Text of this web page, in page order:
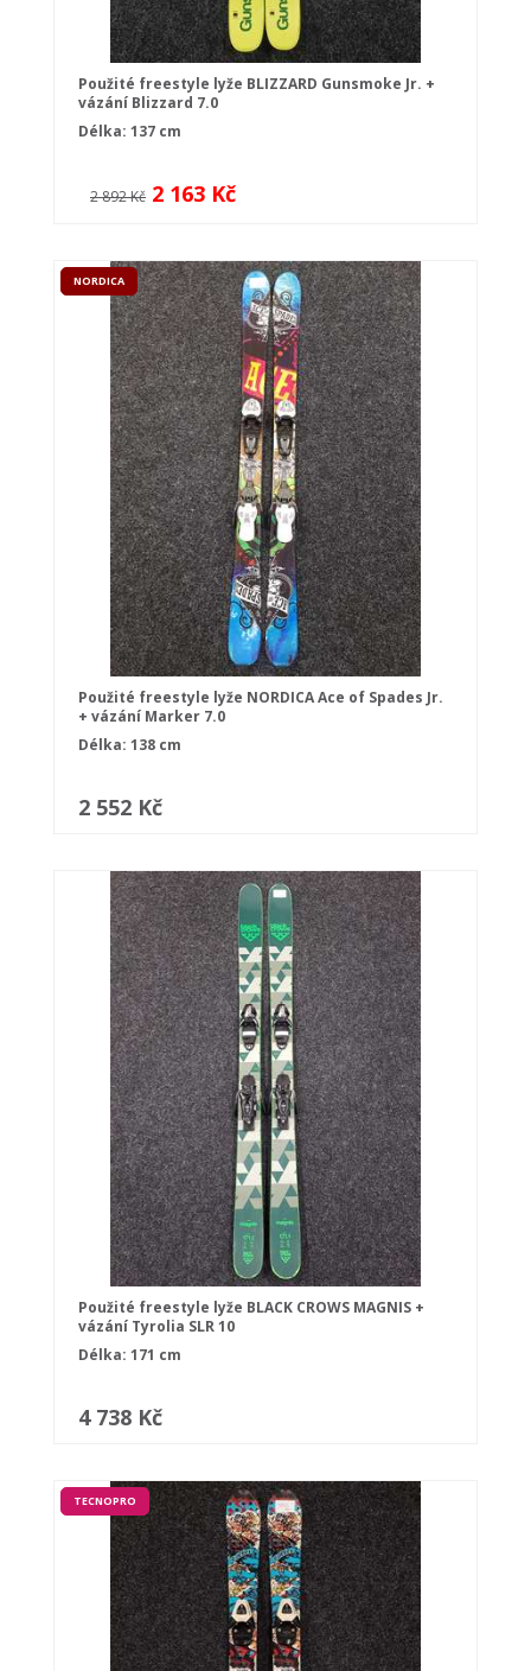
Použité freestyle lyže BLIZZARD Gunsmoke Jr. +
vázání Blizzard 7.0
Délka: 137 cm
2 892 Kč 2 163 Kč
NORDICA
Použité freestyle lyže NORDICA Ace of Spades Jr.
+ vázání Marker 7.0
Délka: 138 cm
2 552 Kč
Použité freestyle lyže BLACK CROWS MAGNIS +
vázání Tyrolia SLR 10
Délka: 171 cm
4 738 Kč
TECNOPRO